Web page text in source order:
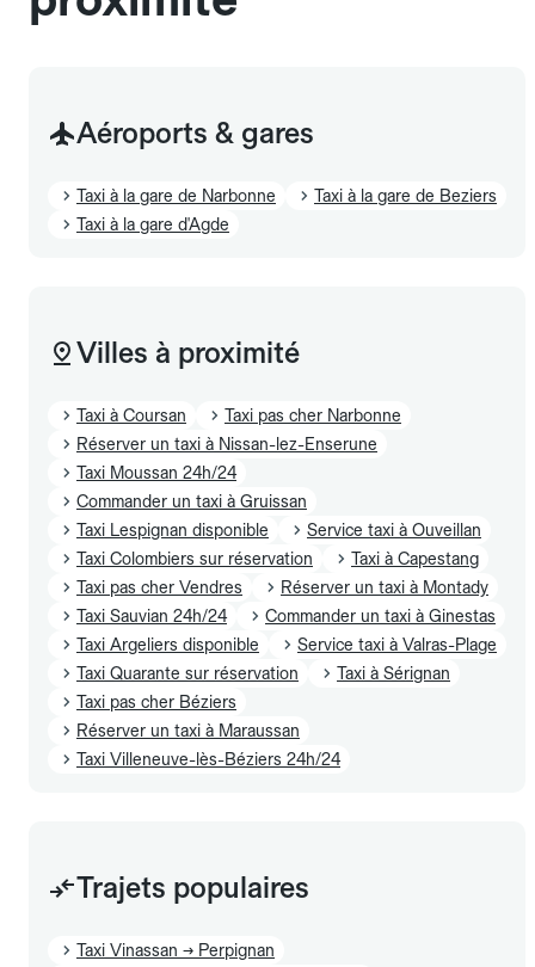
Aéroports & gares
Taxi à la gare de Narbonne
Taxi à la gare de Beziers
Taxi à la gare d'Agde
Villes à proximité
Taxi à Coursan
Taxi pas cher Narbonne
Réserver un taxi à Nissan-lez-Enserune
Taxi Moussan 24h/24
Commander un taxi à Gruissan
Taxi Lespignan disponible
Service taxi à Ouveillan
Taxi Colombiers sur réservation
Taxi à Capestang
Taxi pas cher Vendres
Réserver un taxi à Montady
Taxi Sauvian 24h/24
Commander un taxi à Ginestas
Taxi Argeliers disponible
Service taxi à Valras-Plage
Taxi Quarante sur réservation
Taxi à Sérignan
Taxi pas cher Béziers
Réserver un taxi à Maraussan
Taxi Villeneuve-lès-Béziers 24h/24
Trajets populaires
Taxi Vinassan → Perpignan